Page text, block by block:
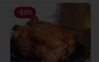
-50%